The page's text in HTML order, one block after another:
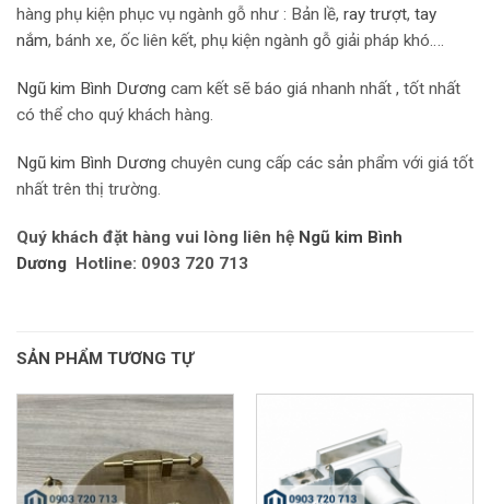
hàng phụ kiện phục vụ ngành gỗ như : Bản lề, ray trượt, tay
nắm, bánh xe, ốc liên kết, phụ kiện ngành gỗ giải pháp khó….
Ngũ kim Bình Dương cam kết sẽ báo giá nhanh nhất , tốt nhất
có thể cho quý khách hàng.
Ngũ kim Bình Dương chuyên cung cấp các sản phẩm với giá tốt
nhất trên thị trường.
Quý khách đặt hàng vui lòng liên hệ Ngũ kim Bình
Dương Hotline: 0903 720 713
SẢN PHẨM TƯƠNG TỰ